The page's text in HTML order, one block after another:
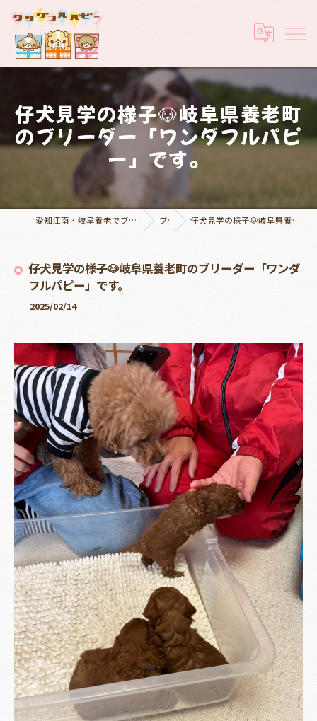
仔犬見学の様子🐶岐阜県養老町
のブリーダー「ワンダフルパピ
ー」です。
愛知江南・岐阜養老でブリーダーなら実績豊富なワンダフルパピー ブログ 仔犬見学の様子🐶岐阜県養老町のブリーダー「ワンダフルパピー」です。
仔犬見学の様子🐶岐阜県養老町のブリーダー「ワンダ
フルパピー」です。
2025/02/14